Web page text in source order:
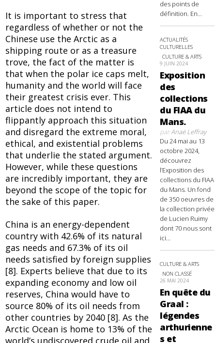
It is important to stress that
regardless of whether or not the
Chinese use the Arctic as a
shipping route or as a treasure
trove, the fact of the matter is
that when the polar ice caps melt,
humanity and the world will face
their greatest crisis ever. This
article does not intend to
flippantly approach this situation
and disregard the extreme moral,
ethical, and existential problems
that underlie the stated argument.
However, while these questions
are incredibly important, they are
beyond the scope of the topic for
the sake of this paper.
China is an energy-dependent
country with 42.6% of its natural
gas needs and 67.3% of its oil
needs satisfied by foreign supplies
[8]. Experts believe that due to its
expanding economy and low oil
reserves, China would have to
source 80% of its oil needs from
other countries by 2040 [8]. As the
Arctic Ocean is home to 13% of the
world’s undiscovered crude oil and
des points de
définition. En...
ACTUALITÉS
CULTURELLES
CULTURE & ARTS
9 JUIN 2024
Exposition
des
collections
du FIAA du
Mans.
parAnaë Leffray
Du 24 mai au 13
octobre 2024,
découvrez
l’Exposition des
collections du FIAA
du Mans. Un fond
de 350 oeuvres de
la collection privée
de Lucien Ruimy
dont 70 nous sont
ici...
CULTURE & ARTS
NON CLASSÉ
26 MAI 2024
En quête du
Graal :
légendes
arthurienne
s et